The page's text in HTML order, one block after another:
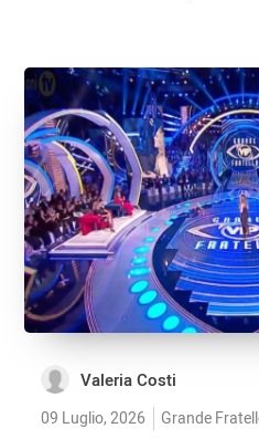
Valeria Costi
09 Luglio, 2026 Grande